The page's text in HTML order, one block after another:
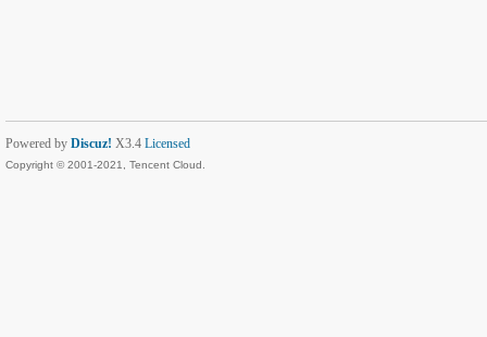
Powered by Discuz! X3.4 Licensed
Copyright © 2001-2021, Tencent Cloud.